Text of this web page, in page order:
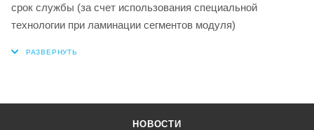
срок службы (за счет использования специальной
технологии при ламинации сегментов модуля)
НОВОСТИ